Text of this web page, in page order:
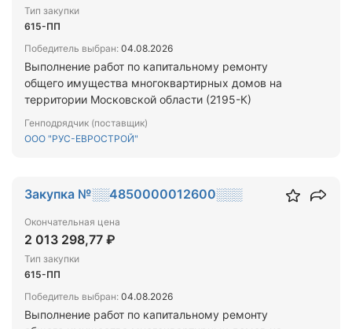
Тип закупки
615-ПП
Победитель выбран: 04.08.2026
Выполнение работ по капитальному ремонту
общего имущества многоквартирных домов на
территории Московской области (2195-К)
Генподрядчик (поставщик)
ООО "РУС-ЕВРОСТРОЙ"
Закупка №░░4850000012600░░░
Окончательная цена
2 013 298,77 ₽
Тип закупки
615-ПП
Победитель выбран: 04.08.2026
Выполнение работ по капитальному ремонту